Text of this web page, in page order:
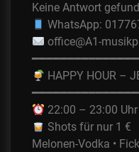
Keine Antwort
WhatsApp:
office@A1-
HAPPY HOUR –
22:00 – 23:00 Uhr
Shots für nur 1 €
Melonen-Vodka •